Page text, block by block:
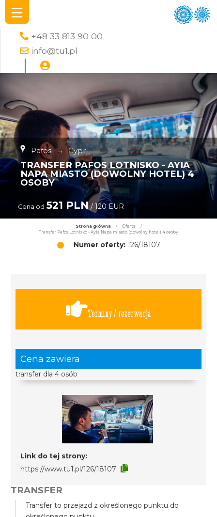
+48 33 813 90 00
info@tu1.pl
Pafos → Cypr
TRANSFER PAFOS LOTNISKO - AYIA
NAPA MIASTO (DOWOLNY HOTEL) 4
OSOBY
Cena od 521 PLN/ 120 EUR
Strona główna / Oferta
/
Transfer Pafos Lotnisko - Ayia Napa miasto (dowolny hotel) 4 osoby
Numer oferty:126/18107
Terminy / rezerwacja
Cena zawiera
transfer dla 4 osób
Link do tej strony:
https://www.tu1.pl/126/18107
TRANSFER
Transfer to przejazd z określonego punktu do